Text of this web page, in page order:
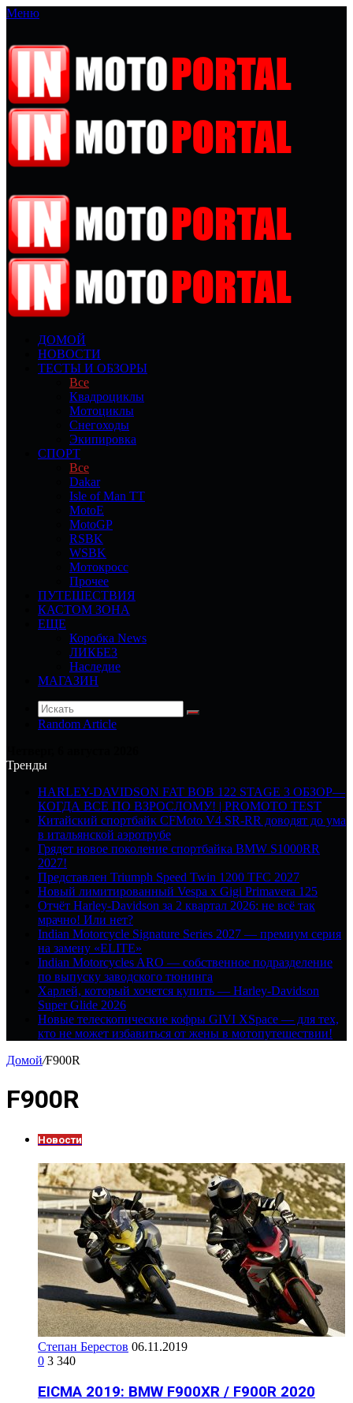
Меню
ДОМОЙ
НОВОСТИ
ТЕСТЫ И ОБЗОРЫ
Все
Квадроциклы
Мотоциклы
Снегоходы
Экипировка
СПОРТ
Все
Dakar
Isle of Man TT
MotoE
MotoGP
RSBK
WSBK
Мотокросс
Прочее
ПУТЕШЕСТВИЯ
КАСТОМ ЗОНА
ЕЩЕ
Коробка News
ЛИКБЕЗ
Наследие
МАГАЗИН
Random Article
Тренды
HARLEY-DAVIDSON FAT BOB 122 STAGE 3 ОБЗОР—
КОГДА ВСЕ ПО ВЗРОСЛОМУ! | PROMOTO TEST
Китайский спортбайк CFMoto V4 SR-RR доводят до ума
в итальянской аэротрубе
Грядет новое поколение спортбайка BMW S1000RR
2027!
Представлен Triumph Speed Twin 1200 TFC 2027
Новый лимитированный Vespa x Gigi Primavera 125
Отчёт Harley-Davidson за 2 квартал 2026: не всё так
мрачно! Или нет?
Indian Motorcycle Signature Series 2027 — премиум серия
на замену «ELITE»
Indian Motorcycles ARO — собственное подразделение
по выпуску заводского тюнинга
Харлей, который хочется купить — Harley-Davidson
Super Glide 2026
Новые телескопические кофры GIVI XSpace — для тех,
кто не может избавиться от жены в мотопутешествии!
Домой/F900R
F900R
Новости
Степан Берестов 06.11.2019
0 3 340
EICMA 2019: BMW F900XR / F900R 2020